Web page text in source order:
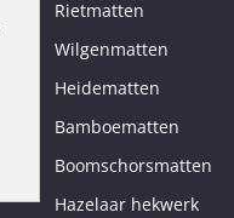
Rietmatten
Wilgenmatten
Heidematten
Bamboematten
Boomschorsmatten
Hazelaar hekwerk